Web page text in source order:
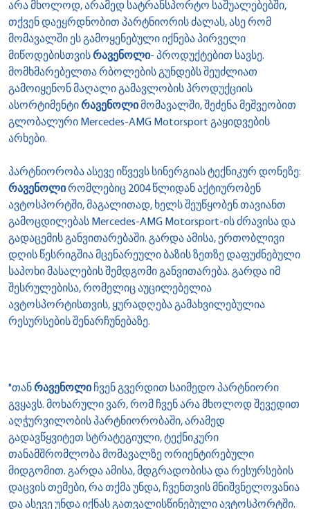
არა მხოლოდ, არამედ სატრანსპორტო საშუალებებში,
თქვენ დაეყრდნობით პარტნიორის ძალას, ასე რომ
მომავალში ეს გამოყენებული იქნება პირველი
მიწოდებისთვისრავენოლი- პროდუქტებით სავსე.
მომხმარებელთა რბოლების გუნდებს შეუძლიათ
გამოიყენონ მაღალი გამავლობის პროდუქციის
ასორტიმენტირავენოლიმომავალში, შეძენა მეშვეობით
გლობალური Mercedes-AMG Motorsport გაყიდვების
არხები.
პარტნიორობა ასევე იწვევს სინერგიას ტექნიკურ დონეზე:
რავენოლირომლებიც 2004 წლიდან აქტიურობენ
ავტოსპორტში, მაგალითად, ხელს შეუწყობენ თავიანთ
გამოცდილებას Mercedes-AMG Motorsport-ის ძრავისა და
გადაცემის განვითარებაში. გარდა ამისა, ერთობლივი
დღის წესრიგშია მცენარეული ბაზის ზეთზე დაფუძნებული
საპოხი მასალების შემდგომი განვითარება. გარდა იმ
შესრულებისა, რომელიც აუცილებელია
ავტოსპორტისთვის, ყურადღება გამახვილებულია
რესურსების შენარჩუნებაზე.
"თანრავენოლიჩვენ გვერდით საიმედო პარტნიორი
გვყავს. მოხარული ვარ, რომ ჩვენ არა მხოლოდ შევედით
აღჭურვილობის პარტნიორობაში, არამედ
გადავწყვიტეთ სტრატეგიული, ტექნიკური
თანამშრომლობა მომავალზე ორიენტირებული
მიდგომით. გარდა ამისა, მდგრადობისა და რესურსების
დაცვის თემები, რა თქმა უნდა, ჩვენთვის მნიშვნელოვანია
და ასევე უნდა იქნას გათვალისწინებული ავტოსპორტში.